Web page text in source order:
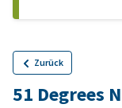
Zurück
51 Degrees